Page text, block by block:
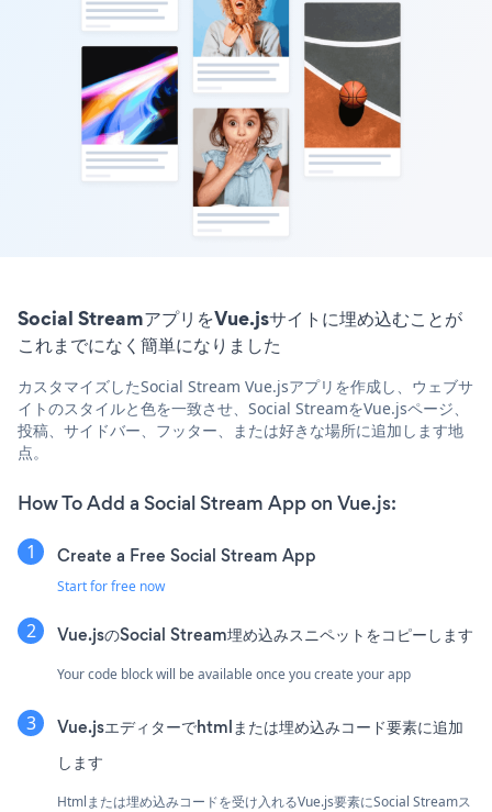
Social StreamアプリをVue.jsサイトに埋め込むことが
これまでになく簡単になりました
カスタマイズしたSocial Stream Vue.jsアプリを作成し、ウェブサ
イトのスタイルと色を一致させ、Social StreamをVue.jsページ、
投稿、サイドバー、フッター、または好きな場所に追加します地
点。
How To Add a Social Stream App on Vue.js:
Create a Free Social Stream App
Start for free now
Vue.jsのSocial Stream埋め込みスニペットをコピーします
Your code block will be available once you create your app
Vue.jsエディターでhtmlまたは埋め込みコード要素に追加
します
Htmlまたは埋め込みコードを受け入れるVue.js要素にSocial Streamス